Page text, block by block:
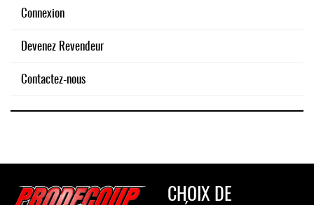
Connexion
Devenez Revendeur
Contactez-nous
CHOIX DE